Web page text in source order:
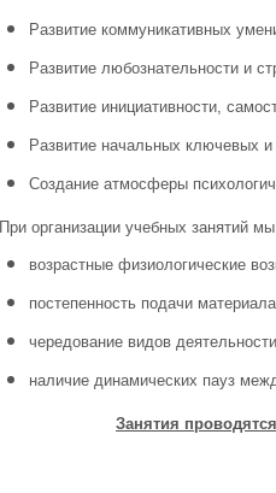
Развитие коммуникативных
Развитие любознательности и
Развитие инициативности,
Развитие начальных ключевых
Создание атмосферы
При организации учебных занятий
возрастные физиологические
постепенность подачи
чередование видов
наличие динамических пауз
Занятия